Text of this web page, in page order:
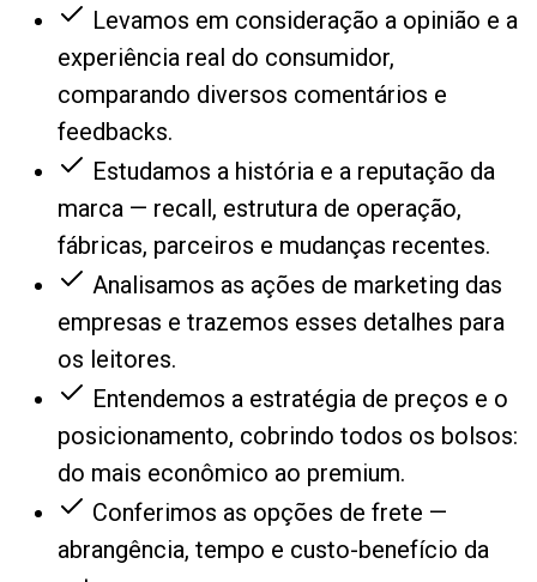
Levamos em consideração a opinião e a
experiência real do consumidor,
comparando diversos comentários e
feedbacks.
Estudamos a história e a reputação da
marca — recall, estrutura de operação,
fábricas, parceiros e mudanças recentes.
Analisamos as ações de marketing das
empresas e trazemos esses detalhes para
os leitores.
Entendemos a estratégia de preços e o
posicionamento, cobrindo todos os bolsos:
do mais econômico ao premium.
Conferimos as opções de frete —
abrangência, tempo e custo-benefício da